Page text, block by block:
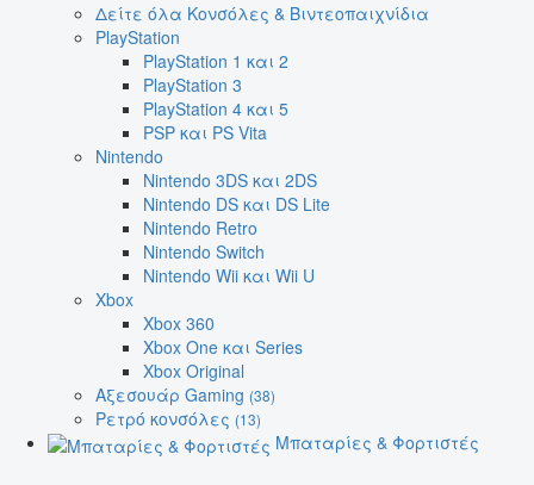
Δείτε όλα Κονσόλες & Βιντεοπαιχνίδια
PlayStation
PlayStation 1 και 2
PlayStation 3
PlayStation 4 και 5
PSP και PS Vita
Nintendo
Nintendo 3DS και 2DS
Nintendo DS και DS Lite
Nintendo Retro
Nintendo Switch
Nintendo Wii και Wii U
Xbox
Xbox 360
Xbox One και Series
Xbox Original
Αξεσουάρ Gaming (38)
Ρετρό κονσόλες (13)
Μπαταρίες & Φορτιστές